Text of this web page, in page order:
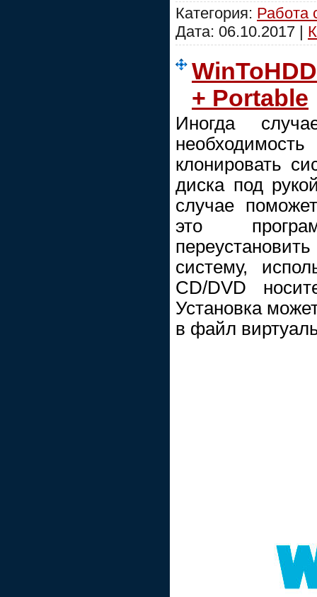
Категория: Работа
Дата: 06.10.2017 |
+ Portable
Иногда
клонировать
диска под
случае
это
систему,
CD/DVD
Установка
в файл